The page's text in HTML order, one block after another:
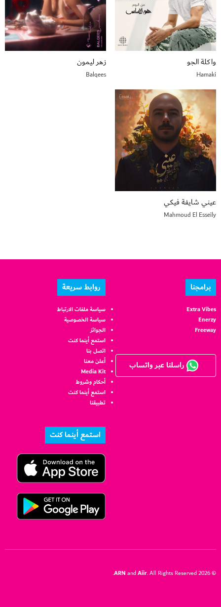
واكلة الجو
Hamaki
زهر ليمون
Balqees
عيني شايفة فيكي
Mahmoud El Esseily
برامجنا
Extra Vibes
Enerzy
Freeway
راسلنا عبر واتساب
روابط سريعة
سياسة ملفات الارتباط
سياسة الخصوصية
الجوائز
استمع أينما كنت
اتصل بنا
أعلن معنا
Media Kit
أحكام وشروط
استمع أينما كنت
تطبيقنا
استمع أينما كنت
© 2026
ARN andAiir. All Rights Reserved.